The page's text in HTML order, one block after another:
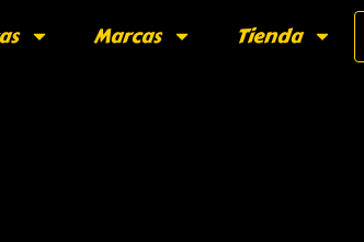
Marcas Tienda